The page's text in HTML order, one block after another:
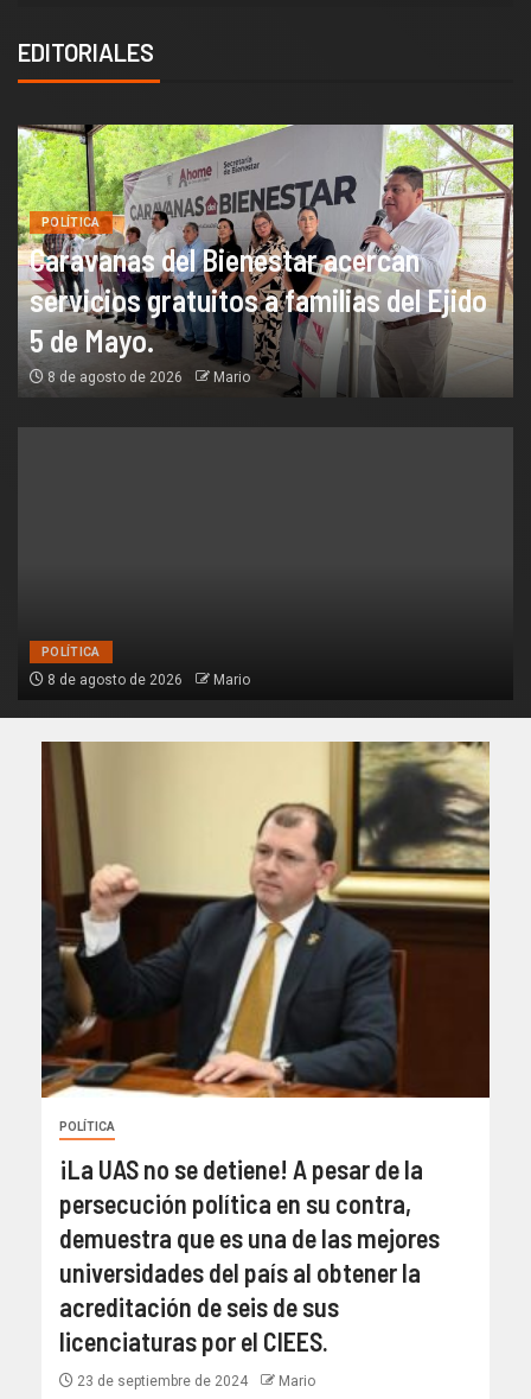
EDITORIALES
POLÍTICA
Caravanas del Bienestar acercan
servicios gratuitos a familias del Ejido
5 de Mayo.
8 de agosto de 2026 Mario
POLÍTICA
8 de agosto de 2026 Mario
POLÍTICA
¡La UAS no se detiene! A pesar de la
persecución política en su contra,
demuestra que es una de las mejores
universidades del país al obtener la
acreditación de seis de sus
licenciaturas por el CIEES.
23 de septiembre de 2024 Mario